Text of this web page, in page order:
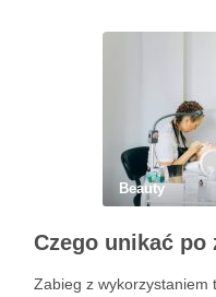
Beauty
Zabieg z wykorzystaniem